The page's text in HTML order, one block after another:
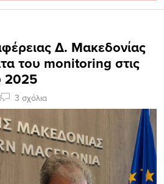
Δ. Μακεδονίας
του monitoring στις
2025
3 σχόλια